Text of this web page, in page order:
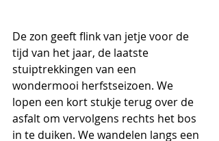
De zon geeft flink van jetje voor de
tijd van het jaar, de laatste
stuiptrekkingen van een
wondermooi herfstseizoen. We
lopen een kort stukje terug over de
asfalt om vervolgens rechts het bos
in te duiken. We wandelen langs een